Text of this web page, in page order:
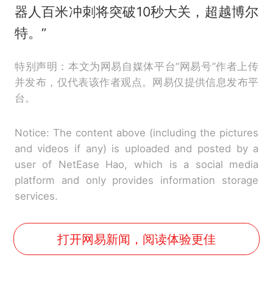
器人百米冲刺将突破10秒大关，超越博尔
特。”
特别声明：本文为网易自媒体平台“网易号”作者上传
并发布，仅代表该作者观点。网易仅提供信息发布平
台。
Notice: The content above (including the pictures
and videos if any) is uploaded and posted by a
user of NetEase Hao, which is a social media
platform and only provides information storage
services.
打开网易新闻，阅读体验更佳